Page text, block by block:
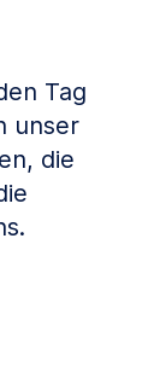
Tag
unser
die